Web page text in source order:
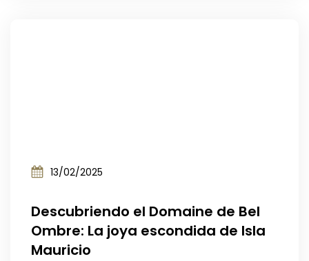
13/02/2025
Descubriendo el Domaine de Bel
Ombre: La joya escondida de Isla
Mauricio